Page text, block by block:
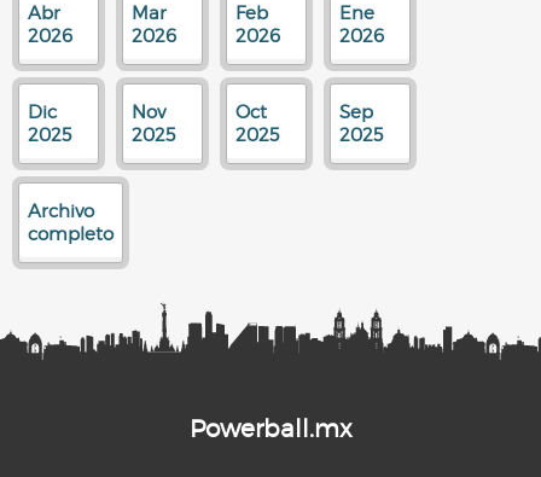
Abr
2026
Mar
2026
Feb
2026
Ene
2026
Dic
2025
Nov
2025
Oct
2025
Sep
2025
Archivo
completo
Powerball.mx